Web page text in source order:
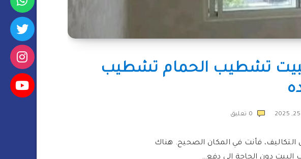
تشطيب الحمام تشطيب
0 تعليق
فأنت في المكان الصحيح. هناك